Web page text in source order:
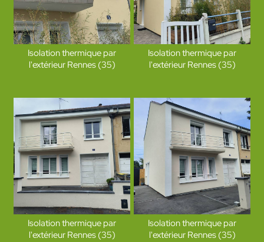
Isolation thermique par
l'extérieur Rennes (35)
Isolation thermique par
l'extérieur Rennes (35)
Isolation thermique par
l'extérieur Rennes (35)
Isolation thermique par
l'extérieur Rennes (35)